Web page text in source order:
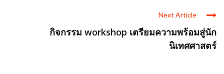
Next Article
กิจกรรม workshop เตรียมความพร้อมสู่นัก
นิเทศศาสตร์